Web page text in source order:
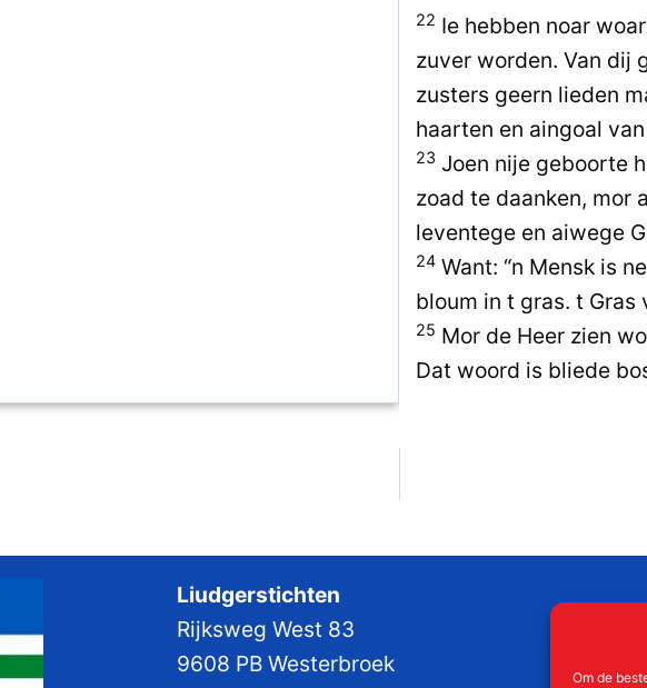
Om de
22 Ie hebben noar
zuver worden. Van dij
zusters geern lieden
haarten en aingoal
23 Joen nije geboorte
zoad te daanken, mor
leventege en aiwege
24 Want: “n Mensk is
bloum in t gras. t
25 Mor de Heer zien
Dat woord is bliede
Liudgerstichten
Rijksweg West 83
9608 PB Westerbroek